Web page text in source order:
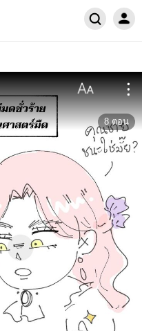
8 ตอน